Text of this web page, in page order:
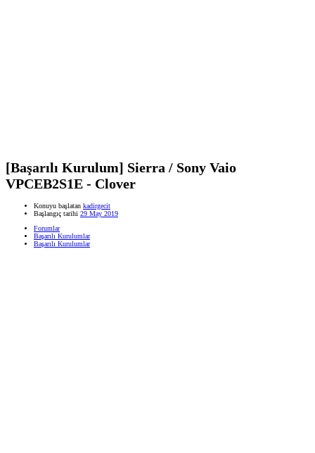
[Başarılı Kurulum] Sierra / Sony Vaio
VPCEB2S1E - Clover
Konuyu başlatan kadirgecit
Başlangıç tarihi 29 May 2019
Forumlar
Başarılı Kurulumlar
Başarılı Kurulumlar